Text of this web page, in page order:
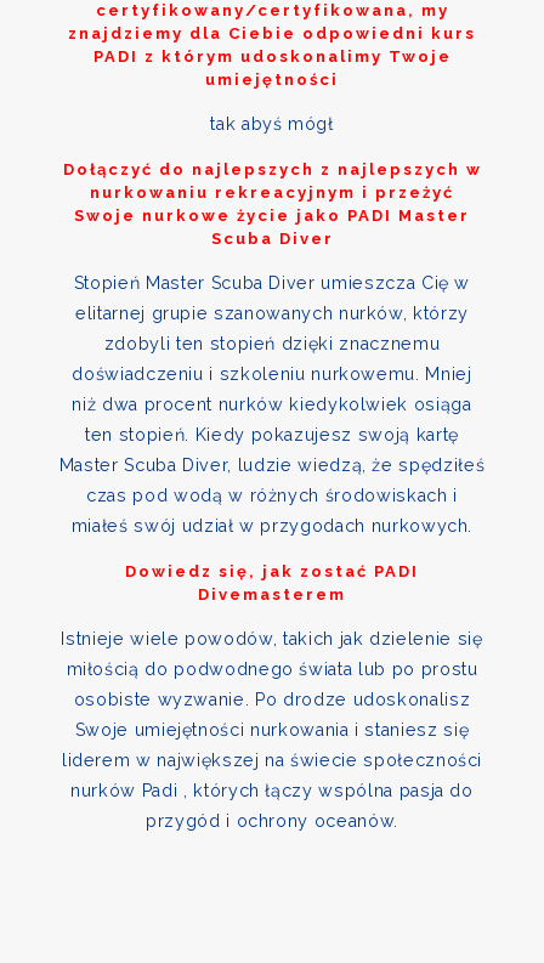
certyfikowany/certyfikowana, my
znajdziemy dla Ciebie odpowiedni kurs
PADI z którym udoskonalimy Twoje
umiejętności
tak abyś mógł
Dołączyć do najlepszych z najlepszych w
nurkowaniu rekreacyjnym i przeżyć
Swoje nurkowe życie jako PADI Master
Scuba Diver
Stopień Master Scuba Diver umieszcza Cię w
elitarnej grupie szanowanych nurków, którzy
zdobyli ten stopień dzięki znacznemu
doświadczeniu i szkoleniu nurkowemu. Mniej
niż dwa procent nurków kiedykolwiek osiąga
ten stopień. Kiedy pokazujesz swoją kartę
Master Scuba Diver, ludzie wiedzą, że spędziłeś
czas pod wodą w różnych środowiskach i
miałeś swój udział w przygodach nurkowych.
Dowiedz się, jak zostać PADI
Divemasterem
Istnieje wiele powodów, takich jak dzielenie się
miłością do podwodnego świata lub po prostu
osobiste wyzwanie. Po drodze udoskonalisz
Swoje umiejętności nurkowania i staniesz się
liderem w największej na świecie społeczności
nurków Padi , których łączy wspólna pasja do
przygód i ochrony oceanów.